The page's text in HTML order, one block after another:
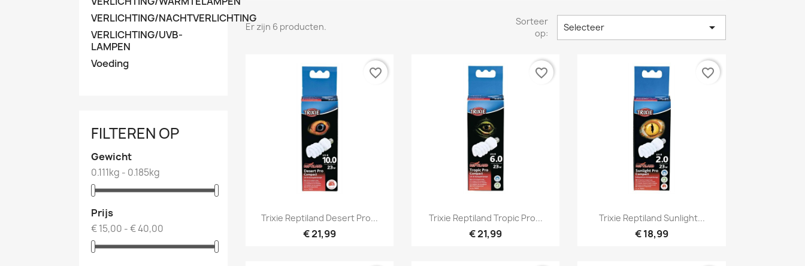
VERLICHTING/NACHTVERLICHTING
VERLICHTING/UVB-
LAMPEN
Voeding
FILTEREN OP
Gewicht
0.111kg - 0.185kg
Prijs
€ 15,00 - € 40,00
Er zijn 6 producten.
Sorteer
op:
Selecteer 
Snel bekijken
Trixie Reptiland Desert Pro...
€ 21,99
favorite_border
Snel bekijken
Trixie Reptiland Tropic Pro...
€ 21,99
favorite_border
Snel bekijken
Trixie Reptiland Sunlight...
€ 18,99
favorite_border